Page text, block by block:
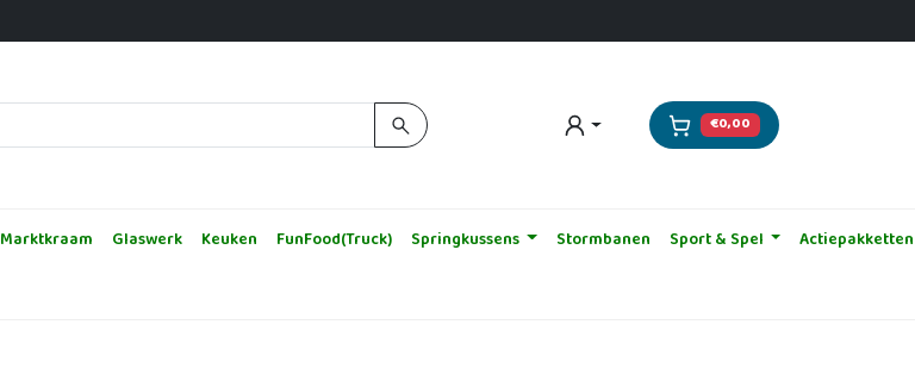
€0,00
Marktkraam Glaswerk Keuken FunFood(Truck) Springkussens Stormbanen Sport & Spel Actiepakketten